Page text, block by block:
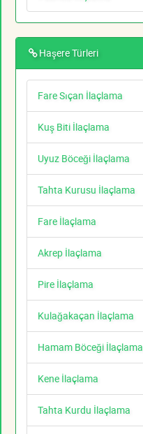
Haşere Türleri
Fare Sıçan İlaçlama
Kuş Biti İlaçlama
Uyuz Böceği İlaçlama
Tahta Kurusu İlaçlama
Fare İlaçlama
Akrep İlaçlama
Pire İlaçlama
Kulağakaçan İlaçlama
Hamam Böceği İlaçlama
Kene İlaçlama
Tahta Kurdu İlaçlama